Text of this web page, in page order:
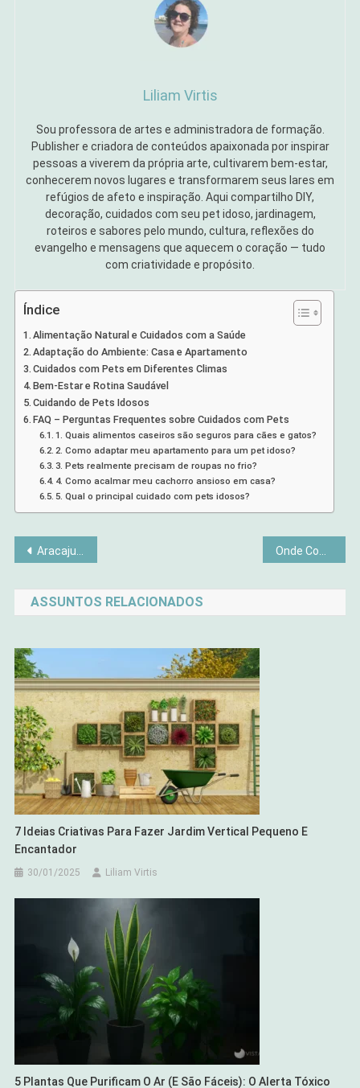
Liliam Virtis
Sou professora de artes e administradora de formação.
Publisher e criadora de conteúdos apaixonada por inspirar
pessoas a viverem da própria arte, cultivarem bem-estar,
conhecerem novos lugares e transformarem seus lares em
refúgios de afeto e inspiração. Aqui compartilho DIY,
decoração, cuidados com seu pet idoso, jardinagem,
roteiros e sabores pelo mundo, cultura, reflexões do
evangelho e mensagens que aquecem o coração — tudo
com criatividade e propósito.
Índice
Alimentação Natural e Cuidados com a Saúde
Adaptação do Ambiente: Casa e Apartamento
Cuidados com Pets em Diferentes Climas
Bem-Estar e Rotina Saudável
Cuidando de Pets Idosos
FAQ – Perguntas Frequentes sobre Cuidados com Pets
1. Quais alimentos caseiros são seguros para cães e gatos?
2. Como adaptar meu apartamento para um pet idoso?
3. Pets realmente precisam de roupas no frio?
4. Como acalmar meu cachorro ansioso em casa?
5. Qual o principal cuidado com pets idosos?
Navegação
de
Post
Aracaju: Guia Completo com Roteiros, Dicas e Experiências Onde Comer em Aracaju: Melhores Restaurantes, Pratos Típicos
ASSUNTOS RELACIONADOS
7 Ideias Criativas Para Fazer Jardim Vertical Pequeno E
Encantador
30/01/2025 Liliam Virtis
5 Plantas Que Purificam O Ar (e São Fáceis): O Alerta Tóxico